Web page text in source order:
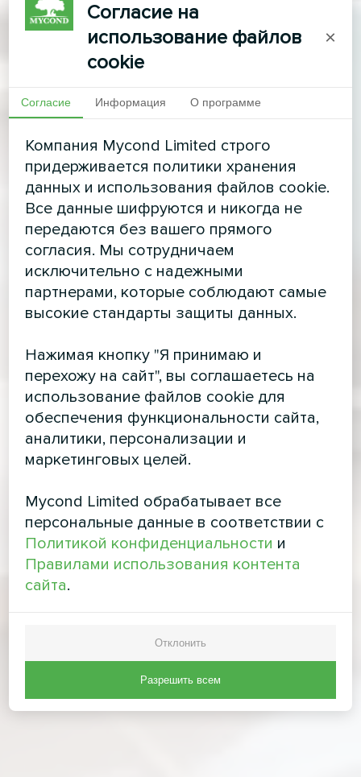
Согласие на
использование файлов
cookie
×
Согласие Информация О программе
Компания Mycond Limited строго
придерживается политики хранения
данных и использования файлов cookie.
Все данные шифруются и никогда не
передаются без вашего прямого
согласия. Мы сотрудничаем
исключительно с надежными
партнерами, которые соблюдают самые
высокие стандарты защиты данных.
Нажимая кнопку "Я принимаю и
перехожу на сайт", вы соглашаетесь на
использование файлов cookie для
обеспечения функциональности сайта,
аналитики, персонализации и
маркетинговых целей.
Mycond Limited обрабатывает все
персональные данные в соответствии с
Политикой конфиденциальности и
Правилами использования контента
сайта.
Отклонить
Разрешить всем